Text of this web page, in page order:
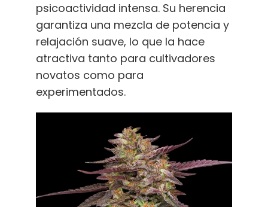
psicoactividad intensa. Su herencia
garantiza una mezcla de potencia y
relajación suave, lo que la hace
atractiva tanto para cultivadores
novatos como para
experimentados.